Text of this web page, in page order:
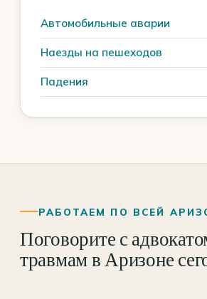
Автомобильные аварии
Наезды на пешеходов
Падения
РАБОТАЕМ ПО ВСЕЙ
Поговорите с
травмам в Аризоне